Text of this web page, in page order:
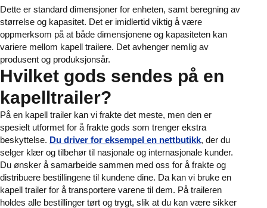
Dette er standard dimensjoner for enheten, samt beregning av
størrelse og kapasitet. Det er imidlertid viktig å være
oppmerksom på at både dimensjonene og kapasiteten kan
variere mellom kapell trailere. Det avhenger nemlig av
produsent og produksjonsår.
Hvilket gods sendes på en
kapelltrailer?
På en kapell trailer kan vi frakte det meste, men den er
spesielt utformet for å frakte gods som trenger ekstra
beskyttelse. Du driver for eksempel en nettbutikk, der du
selger klær og tilbehør til nasjonale og internasjonale kunder.
Du ønsker å samarbeide sammen med oss for å frakte og
distribuere bestillingene til kundene dine. Da kan vi bruke en
kapell trailer for å transportere varene til dem. På traileren
holdes alle bestillinger tørt og trygt, slik at du kan være sikker